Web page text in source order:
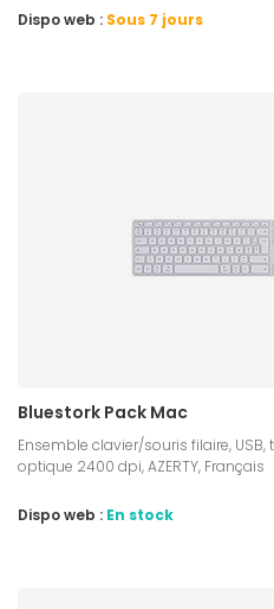
Dispo web : Sous 7 jours
Bluestork Pack Mac
Ensemble clavier/souris filaire,
optique 2400 dpi, AZERTY, Français
Dispo web : En stock